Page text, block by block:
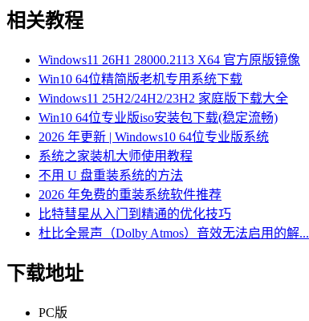
相关教程
Windows11 26H1 28000.2113 X64 官方原版镜像
Win10 64位精简版老机专用系统下载
Windows11 25H2/24H2/23H2 家庭版下载大全
Win10 64位专业版iso安装包下载(稳定流畅)
2026 年更新 | Windows10 64位专业版系统
系统之家装机大师使用教程
不用 U 盘重装系统的方法
2026 年免费的重装系统软件推荐
比特彗星从入门到精通的优化技巧
杜比全景声（Dolby Atmos）音效无法启用的解...
下载地址
PC版